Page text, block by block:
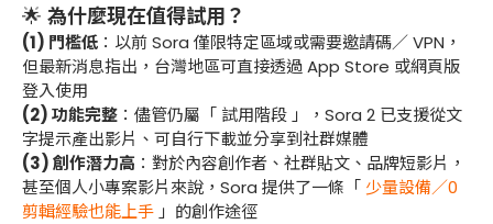
🌟 為什麼現在值得試用？
(1) 門檻低 ：以前 Sora 僅限特定區域或需要邀請碼／ VPN，
但最新消息指出，台灣地區可直接透過 App Store 或網頁版
登入使用
(2) 功能完整 ：儘管仍屬「 試用階段 」，Sora 2 已支援從文
字提示產出影片、可自行下載並分享到社群媒體
(3) 創作潛力高 ：對於內容創作者、社群貼文、品牌短影片，
甚至個人小專案影片來說，Sora 提供了一條「 少量設備／0
剪輯經驗也能上手 」的創作途徑